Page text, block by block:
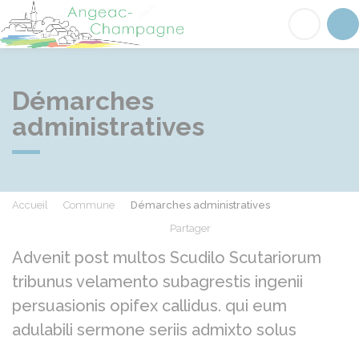
Angeac-Champagne
Démarches
administratives
Accueil Commune
Démarches administratives
Partager
Advenit post multos Scudilo Scutariorum
tribunus velamento subagrestis ingenii
persuasionis opifex callidus. qui eum
adulabili sermone seriis admixto solus